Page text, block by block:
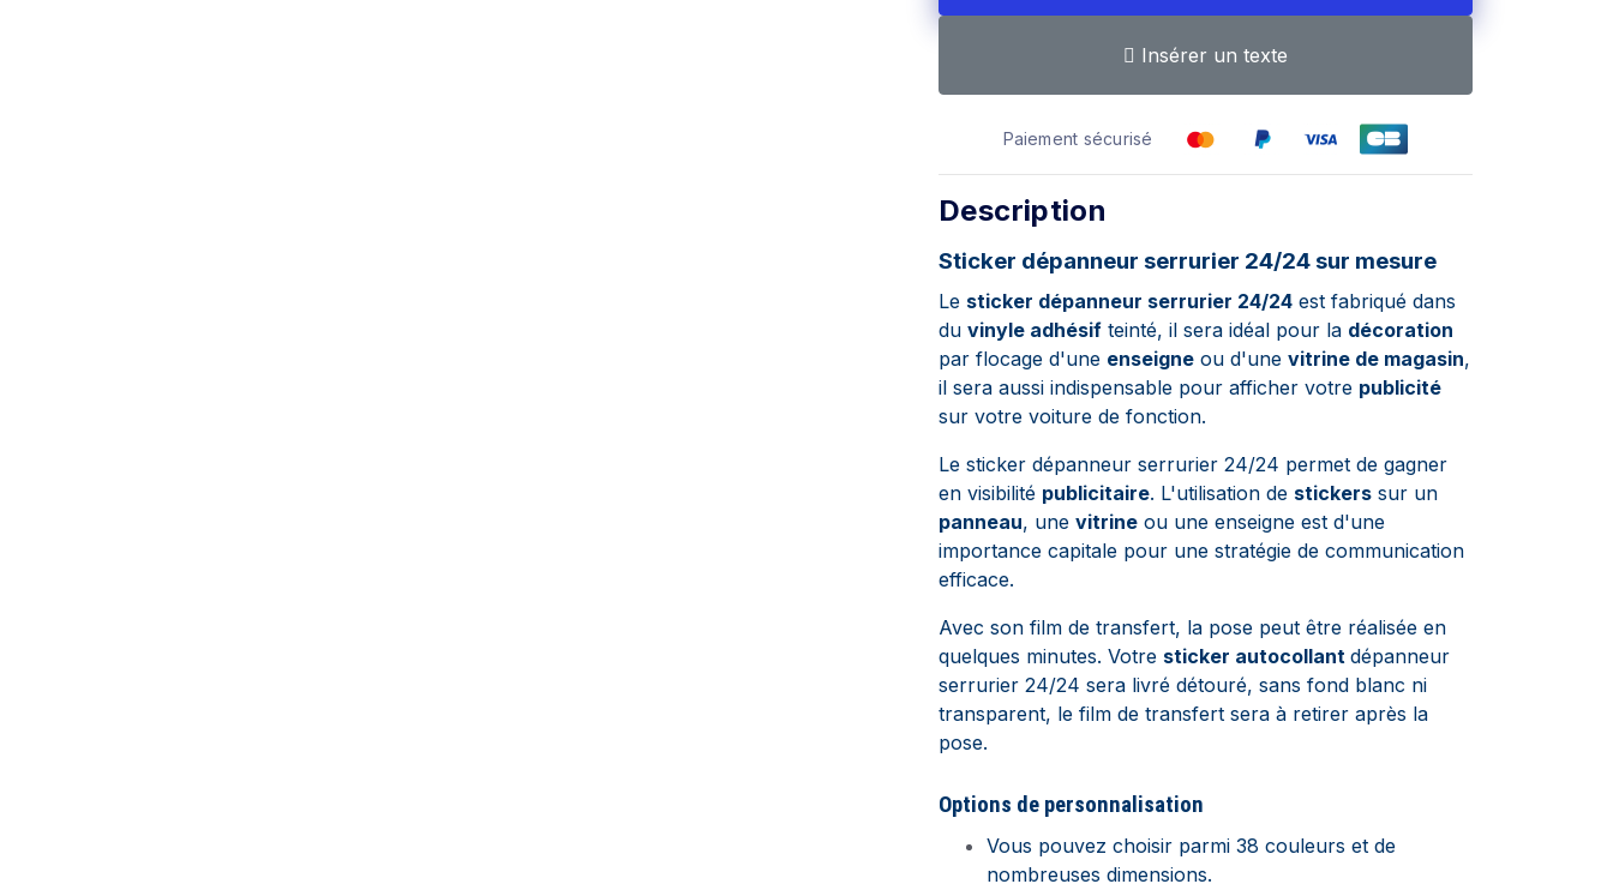
Insérer un texte
Paiement sécurisé
Description
Sticker dépanneur serrurier 24/24 sur mesure
Le sticker dépanneur serrurier 24/24 est fabriqué dans
du vinyle adhésif teinté, il sera idéal pour la décoration
par flocage d'une enseigne ou d'une vitrine de magasin,
il sera aussi indispensable pour afficher votre publicité
sur votre voiture de fonction.
Le sticker dépanneur serrurier 24/24 permet de gagner
en visibilité publicitaire. L'utilisation de stickers sur un
panneau, une vitrine ou une enseigne est d'une
importance capitale pour une stratégie de communication
efficace.
Avec son film de transfert, la pose peut être réalisée en
quelques minutes. Votre sticker autocollant dépanneur
serrurier 24/24 sera livré détouré, sans fond blanc ni
transparent, le film de transfert sera à retirer après la
pose.
Options de personnalisation
Vous pouvez choisir parmi 38 couleurs et de
nombreuses dimensions.